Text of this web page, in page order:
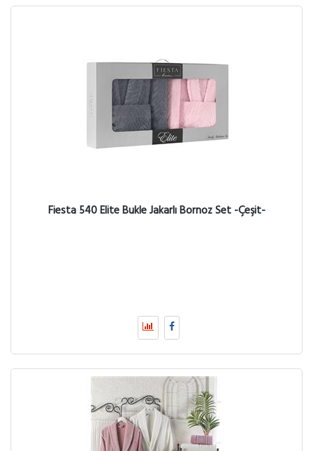
Fiesta 540 Elite Bukle Jakarlı Bornoz Set -Çeşit-